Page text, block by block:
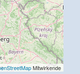
Mitwirkende